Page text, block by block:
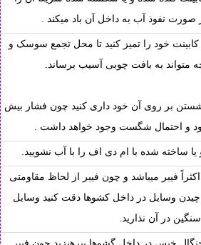
نفوذ آب به داخل آن باد میکند .
کابینت خود را تمیز کنید تا محل تجمع سوسک و
متواند به بافت چوبی آسیب برساند.
نشستن بر روی آن خود داری کنید چون فشار بیش
و احتمال شگست وجود خواهد داشت .
یا ساخته شده با ام دی اف را با آب نشویید.
فیبر میباشد و چون فیبر از لحاظ مقاومتی
وسایل در داخل کشوها دقت کنید وسایل
سنگین در آن نذارید.
چنگال خیس در داخل گشوها بپرهیزید چون فیبر